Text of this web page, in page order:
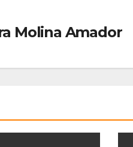
Molina Amador